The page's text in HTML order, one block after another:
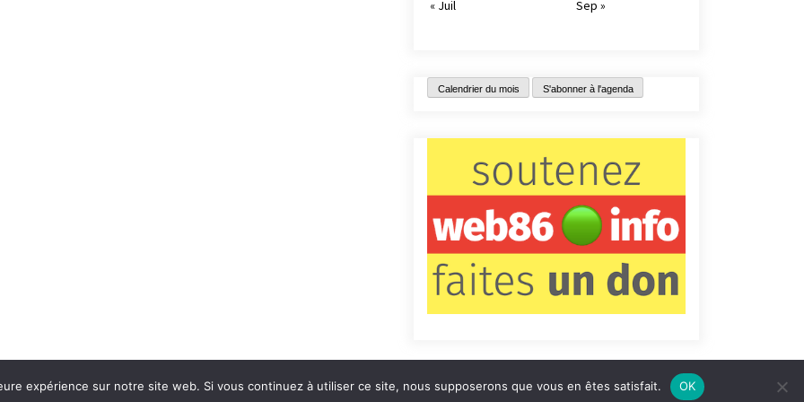
« Juil
Sep »
Calendrier du mois S'abonner à l'agenda
Contact Qui sommes-nous ? Informations légales
expérience sur notre site web. Si vous continuez à utiliser ce site, nous supposerons que vous en êtes satisfait. OK